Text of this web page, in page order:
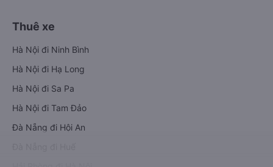
Thuê xe
Hà Nội đi Ninh Bình
Hà Nội đi Hạ Long
Hà Nội đi Sa Pa
Hà Nội đi Tam Đảo
Đà Nẵng đi Hội An